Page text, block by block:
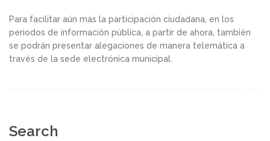
Para facilitar aún más la participación ciudadana, en los
periodos de información pública, a partir de ahora, también
se podrán presentar alegaciones de manera telemática a
través de la sede electrónica municipal.
Search